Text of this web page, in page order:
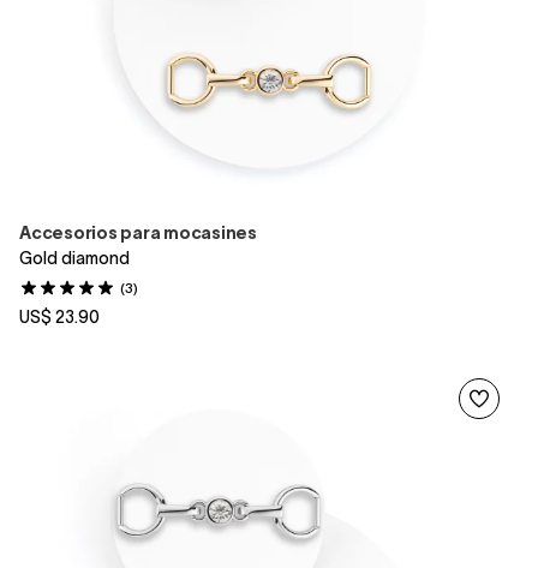
Accesorios para mocasines
Gold diamond
(3)
US$ 23.90